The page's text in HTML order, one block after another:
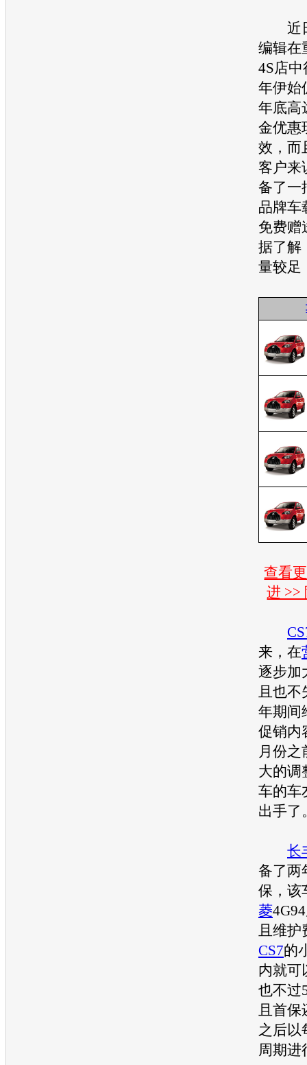
近
编辑在
4S店
年伊始
年底高
金优惠
效，而
客户来
备了一
品牌车
免费赠
据了解
量较足
查看
进 >>
来，在
逐步加
且也
年期间
促销内
月份
大的调
车的车
出手了
长
备了两
保，该
菱
且维
CS7的
内就可
也不过
且首
之后以
周期进